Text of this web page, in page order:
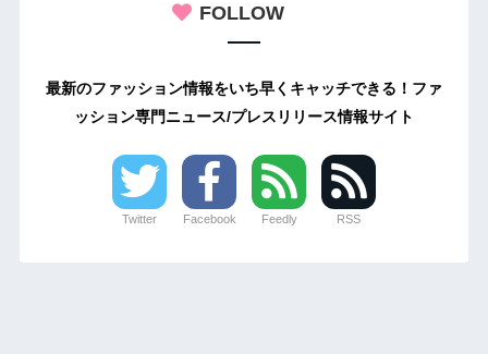
FOLLOW
最新のファッション情報をいち早くキャッチできる！ファ
ッション専門ニュース/プレスリリース情報サイト
Twitter Facebook Feedly RSS